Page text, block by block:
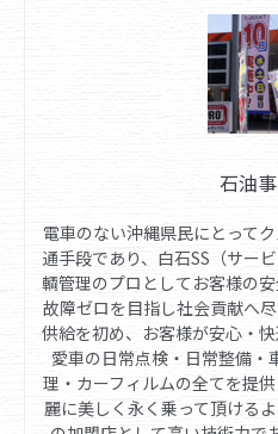
石油
電車のない沖縄県民にとって
通手段であり、白石SS（サー
輌管理のプロとしてお客様の
故障ゼロを目指し社会貢献へ
供給を初め、お客様が安心・
愛車の日常点検・日常整備・
理・カーフィルムの全てを提
麗に美しく永く乗って頂ける